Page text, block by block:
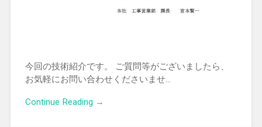
今回の技術紹介です。 ご質問等がございましたら、
お気軽にお問い合わせくださいませ…
Continue Reading →